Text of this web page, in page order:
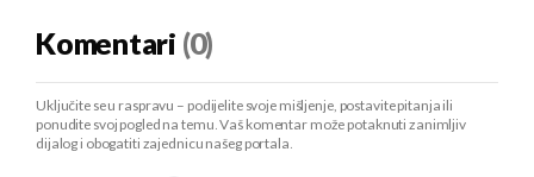
Komentari (0)
Uključite se u raspravu – podijelite svoje mišljenje, postavite pitanja ili
ponudite svoj pogled na temu. Vaš komentar može potaknuti zanimljiv
dijalog i obogatiti zajednicu našeg portala.